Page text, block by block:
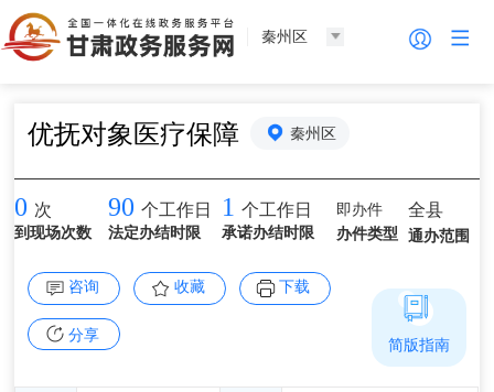
秦州区
优抚对象医疗保障 秦州区
0 次
到现场次数
90 个工作日
法定办结时限
1 个工作日
承诺办结时限
即办件
办件类型
全县
通办范围
咨询 收藏 下载
分享 简版指南